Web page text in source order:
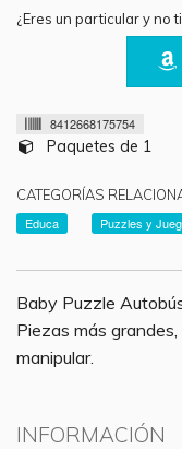
¿Eres un particular y no
8412668175754
Paquetes de 1
CATEGORÍAS
Educa
Puzzles y
Baby Puzzle
Piezas más
manipular.
INFORMACIÓN